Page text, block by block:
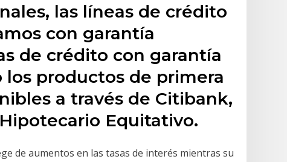
las líneas de crédito
con garantía
de crédito con garantía
los productos de primera
a través de Citibank,
Equitativo.
de aumentos en las tasas de interés mientras su